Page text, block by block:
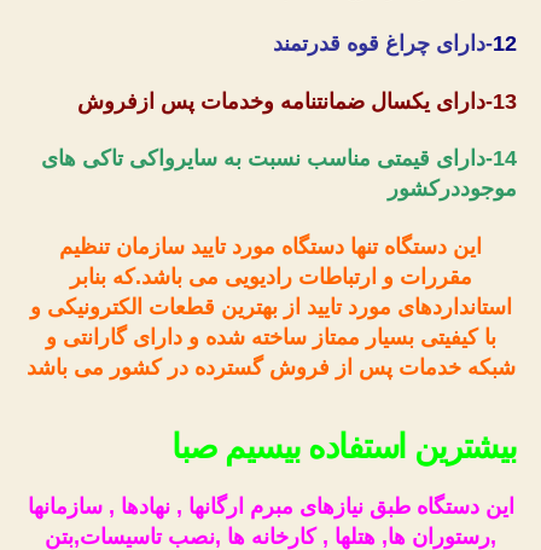
12-دارای چراغ قوه قدرتمند
13-دارای یکسال ضمانتنامه وخدمات پس ازفروش
14-دارای قیمتی مناسب نسبت به سایرواکی تاکی های
موجوددرکشور
این دستگاه تنها دستگاه مورد تایید سازمان تنظیم
مقررات و ارتباطات رادیویی می باشد.که بنابر
استانداردهای مورد تایید از بهترین قطعات الکترونیکی و
با کیفیتی بسیار ممتاز ساخته شده و دارای گارانتی و
شبکه خدمات پس از فروش گسترده در کشور می باشد
بیشترین استفاده بیسیم صبا
این دستگاه طبق نیازهای مبرم ارگانها , نهادها , سازمانها
,رستوران ها, هتلها , کارخانه ها ,نصب تاسیسات,بتن